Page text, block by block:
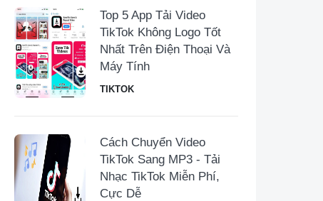
Top 5 App Tải Video
TikTok Không Logo Tốt
Nhất Trên Điện Thoại Và
Máy Tính
TIKTOK
Cách Chuyển Video
TikTok Sang MP3 - Tải
Nhạc TikTok Miễn Phí,
Cực Dễ